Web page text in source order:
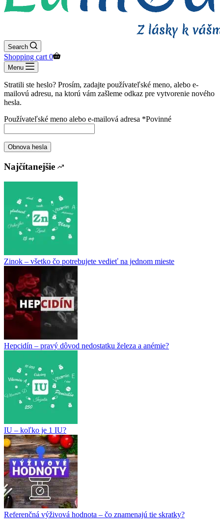
Search
Shopping cart 0
Menu
Stratili ste heslo? Prosím, zadajte používateľské meno, alebo e-
mailovú adresu, na ktorú vám zašleme odkaz pre vytvorenie nového
hesla.
Používateľské meno alebo e-mailová adresa *Povinné
Obnova hesla
Najčítanejšie
Zinok – všetko čo potrebujete vedieť na jednom mieste
Hepcidín – pravý dôvod nedostatku železa a anémie?
IU – koľko je 1 IU?
Referenčná výživová hodnota – čo znamenajú tie skratky?